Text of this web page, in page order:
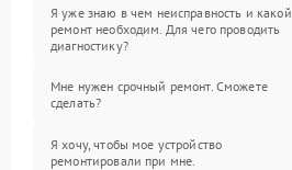
Я уже знаю в чем неисправность и какой
ремонт необходим. Для чего проводить
диагностику?
Мне нужен срочный ремонт. Сможете
сделать?
Я хочу, чтобы мое устройство
ремонтировали при мне.